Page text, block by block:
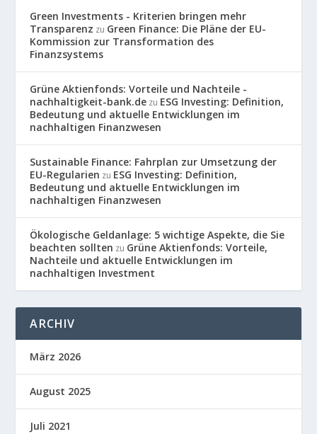
Green Investments - Kriterien bringen mehr
Transparenz zu Green Finance: Die Pläne der EU-
Kommission zur Transformation des
Finanzsystems
Grüne Aktienfonds: Vorteile und Nachteile -
nachhaltigkeit-bank.de zu ESG Investing: Definition,
Bedeutung und aktuelle Entwicklungen im
nachhaltigen Finanzwesen
Sustainable Finance: Fahrplan zur Umsetzung der
EU-Regularien zu ESG Investing: Definition,
Bedeutung und aktuelle Entwicklungen im
nachhaltigen Finanzwesen
Ökologische Geldanlage: 5 wichtige Aspekte, die Sie
beachten sollten zu Grüne Aktienfonds: Vorteile,
Nachteile und aktuelle Entwicklungen im
nachhaltigen Investment
ARCHIV
März 2026
August 2025
Juli 2021